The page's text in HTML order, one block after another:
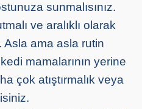
sunmalısınız.
ve aralıklı olarak
Asla ama asla rutin
mamalarının yerine
çok atıştırmalık veya